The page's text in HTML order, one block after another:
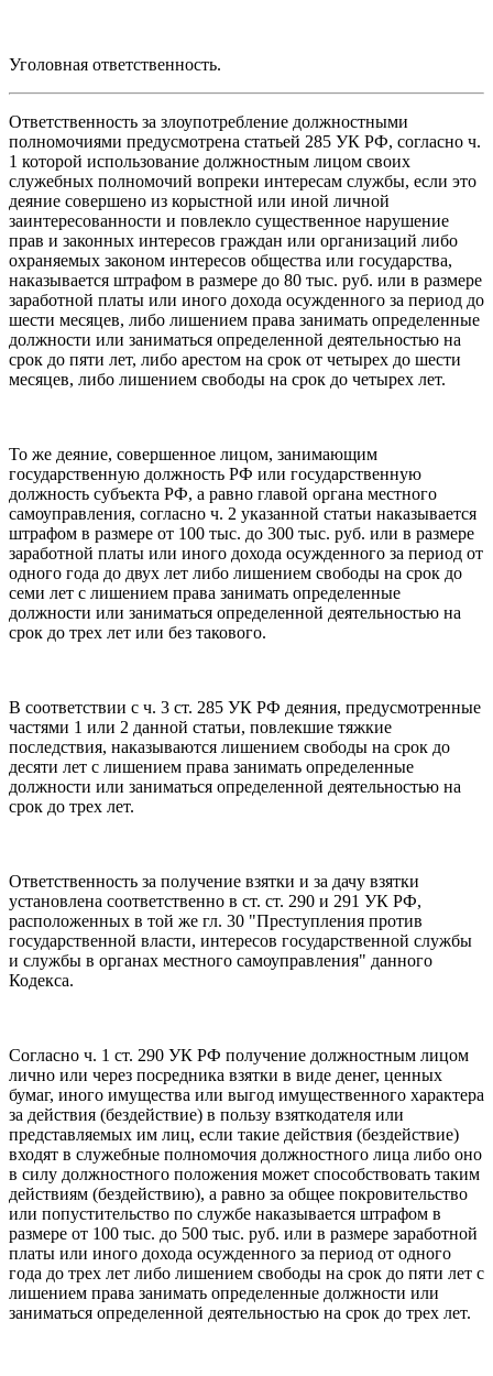
Уголовная ответственность.
Ответственность за злоупотребление должностными
полномочиями предусмотрена статьей 285 УК РФ, согласно ч.
1 которой использование должностным лицом своих
служебных полномочий вопреки интересам службы, если это
деяние совершено из корыстной или иной личной
заинтересованности и повлекло существенное нарушение
прав и законных интересов граждан или организаций либо
охраняемых законом интересов общества или государства,
наказывается штрафом в размере до 80 тыс. руб. или в размере
заработной платы или иного дохода осужденного за период до
шести месяцев, либо лишением права занимать определенные
должности или заниматься определенной деятельностью на
срок до пяти лет, либо арестом на срок от четырех до шести
месяцев, либо лишением свободы на срок до четырех лет.
То же деяние, совершенное лицом, занимающим
государственную должность РФ или государственную
должность субъекта РФ, а равно главой органа местного
самоуправления, согласно ч. 2 указанной статьи наказывается
штрафом в размере от 100 тыс. до 300 тыс. руб. или в размере
заработной платы или иного дохода осужденного за период от
одного года до двух лет либо лишением свободы на срок до
семи лет с лишением права занимать определенные
должности или заниматься определенной деятельностью на
срок до трех лет или без такового.
В соответствии с ч. 3 ст. 285 УК РФ деяния, предусмотренные
частями 1 или 2 данной статьи, повлекшие тяжкие
последствия, наказываются лишением свободы на срок до
десяти лет с лишением права занимать определенные
должности или заниматься определенной деятельностью на
срок до трех лет.
Ответственность за получение взятки и за дачу взятки
установлена соответственно в ст. ст. 290 и 291 УК РФ,
расположенных в той же гл. 30 "Преступления против
государственной власти, интересов государственной службы
и службы в органах местного самоуправления" данного
Кодекса.
Согласно ч. 1 ст. 290 УК РФ получение должностным лицом
лично или через посредника взятки в виде денег, ценных
бумаг, иного имущества или выгод имущественного характера
за действия (бездействие) в пользу взяткодателя или
представляемых им лиц, если такие действия (бездействие)
входят в служебные полномочия должностного лица либо оно
в силу должностного положения может способствовать таким
действиям (бездействию), а равно за общее покровительство
или попустительство по службе наказывается штрафом в
размере от 100 тыс. до 500 тыс. руб. или в размере заработной
платы или иного дохода осужденного за период от одного
года до трех лет либо лишением свободы на срок до пяти лет с
лишением права занимать определенные должности или
заниматься определенной деятельностью на срок до трех лет.